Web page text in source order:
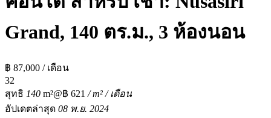
Grand, 140 ตร.ม., 3 ห้องนอน
฿ 87,000 / เดือน
32
สุทธิ 140 m²@฿ 621 / m² / เดือน
อัปเดตล่าสุด 08 พ.ย. 2024